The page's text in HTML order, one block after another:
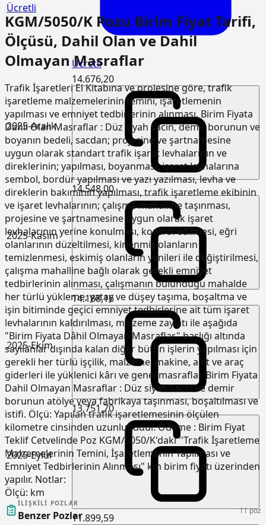
Ücretli
Ücretli
2025-Aralık
14.676,20
2025-Kasım
14.548,00
2025-Ekim
14.188,16
2025-Eylül
13.751,70
11.899,59
KGM/5050/K Pozu Birim Fiyat Tarifi,
Ölçüsü, Dahil Olan ve Dahil
Olmayan Masraflar
Trafik İşaretleri El Kitabına ve projesine göre, trafik
işaretleme malzemelerinin temini, işaretlemenin
yapılması ve emniyet tedbirlerinin alınması. Birim Fiyata
Dahil Olan Masraflar : Düz siyah sacın, demir borunun ve
boyanın bedeli, sacdan; projesine ve şartnamesine
uygun olarak standart trafik işaret levhalarının ve
direklerinin; yapılması, boyanması, işaret levhalarına
sembol, bordür yapılması ve yazı yazılması, levha ve
direklerin bakımının yapılması, trafik işaretleme ekibinin
ve işaret levhalarının; çalışma mahalline taşınması,
projesine ve şartnamesine uygun olarak işaret
levhalarının yerine konulması, kontrol edilmesi, eğri
olanlarının düzeltilmesi, kirlenmiş olanların
temizlenmesi, eskimiş olanların yenileri ile değiştirilmesi,
çalışma mahalline bağlı olarak gerekli emniyet
tedbirlerinin alınması, çalışmanın bulunduğu mahalde
her türlü yükleme, yatay ve düşey taşıma, boşaltma ve
işin bitiminde geçici emniyet tedbirlerine ait tüm işaret
levhalarının kaldırılması, malzeme zayiatı ile aşağıda
"Birim Fiyata Dâhil Olmayan Masraflar" başlığı altında
sayılanlar dışında kalan diğer bütün işlerin yapılması için
gerekli her türlü işçilik, malzeme, makine, alet ve araç
giderleri ile yüklenici kârı ve genel masraflar. Birim Fiyata
Dahil Olmayan Masraflar : Düz siyah sacın ve demir
borunun atölye veya fabrikaya taşınması, boşaltılması ve
istifi. Ölçü: Yapılan trafik işaretlemesinin ölçülen
kilometre cinsinden uzunluğudur. Ödeme : Birim Fiyat
Teklif Cetvelinde Poz KGM/5050/K'daki ''Trafik İşaretleme
Malzemelerinin Temini, İşaretlemenin Yapılması ve
Emniyet Tedbirlerinin Alınması" km birim fiyatı üzerinden
yapılır. Notlar:
Ölçü: km
İLIŞKILI POZLAR
Benzer Pozlar 11 poz